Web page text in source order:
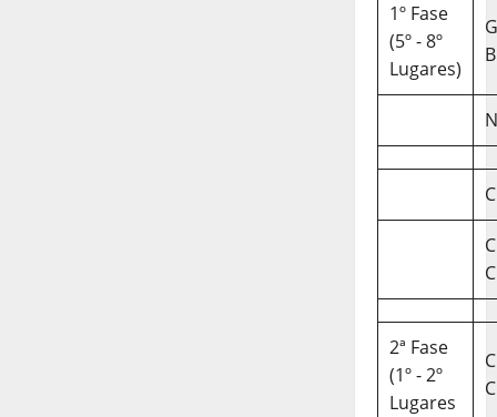
1º Fase
(5º - 8º
Lugares)
B
C
2ª Fase
(1º - 2º
Lugares
C